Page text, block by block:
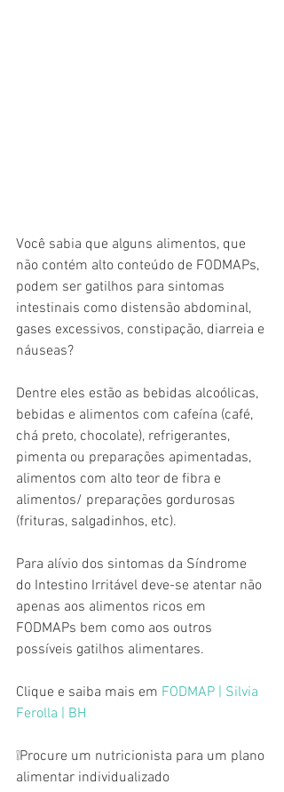
Você sabia que alguns alimentos, que
não contém alto conteúdo de FODMAPs,
podem ser gatilhos para sintomas
intestinais como distensão abdominal,
gases excessivos, constipação, diarreia e
náuseas?
Dentre eles estão as bebidas alcoólicas,
bebidas e alimentos com cafeína (café,
chá preto, chocolate), refrigerantes,
pimenta ou preparações apimentadas,
alimentos com alto teor de fibra e
alimentos/ preparações gordurosas
(frituras, salgadinhos, etc).
Para alívio dos sintomas da Síndrome
do Intestino Irritável deve-se atentar não
apenas aos alimentos ricos em
FODMAPs bem como aos outros
possíveis gatilhos alimentares.
Clique e saiba mais em FODMAP | Silvia
Ferolla | BH
❕Procure um nutricionista para um plano
alimentar individualizado